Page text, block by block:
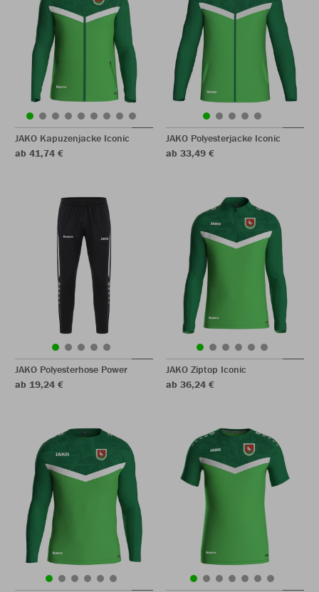
JAKO Kapuzenjacke Iconic
ab 41,74 €
JAKO Polyesterjacke Iconic
ab 33,49 €
JAKO Polyesterhose Power
ab 19,24 €
JAKO Ziptop Iconic
ab 36,24 €